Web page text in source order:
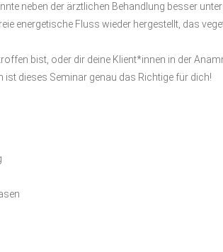
neben der ärztlichen Behandlung besser
energetische Fluss wieder hergestellt, das
bist, oder dir deine Klient*innen in der
ist dieses Seminar genau das Richtige für dich!